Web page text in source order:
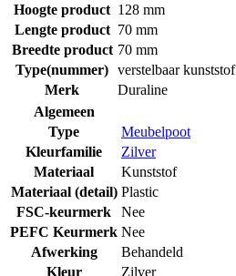
Hoogte product 128 mm
Lengte product 70 mm
Breedte product 70 mm
Type(nummer) verstelbaar kunststof
Merk
Duraline
Algemeen
Type
Meubelpoot
Kleurfamilie
Zilver
Materiaal
Kunststof
Materiaal (detail) Plastic
FSC-keurmerk
Nee
PEFC Keurmerk Nee
Afwerking
Behandeld
Kleur
Zilver